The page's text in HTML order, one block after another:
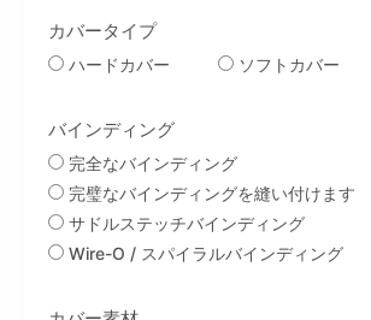
カバータイプ
ハードカバー ソフトカバー
バインディング
完全なバインディング
完璧なバインディングを縫い付けます
サドルステッチバインディング
Wire-O / スパイラルバインディング